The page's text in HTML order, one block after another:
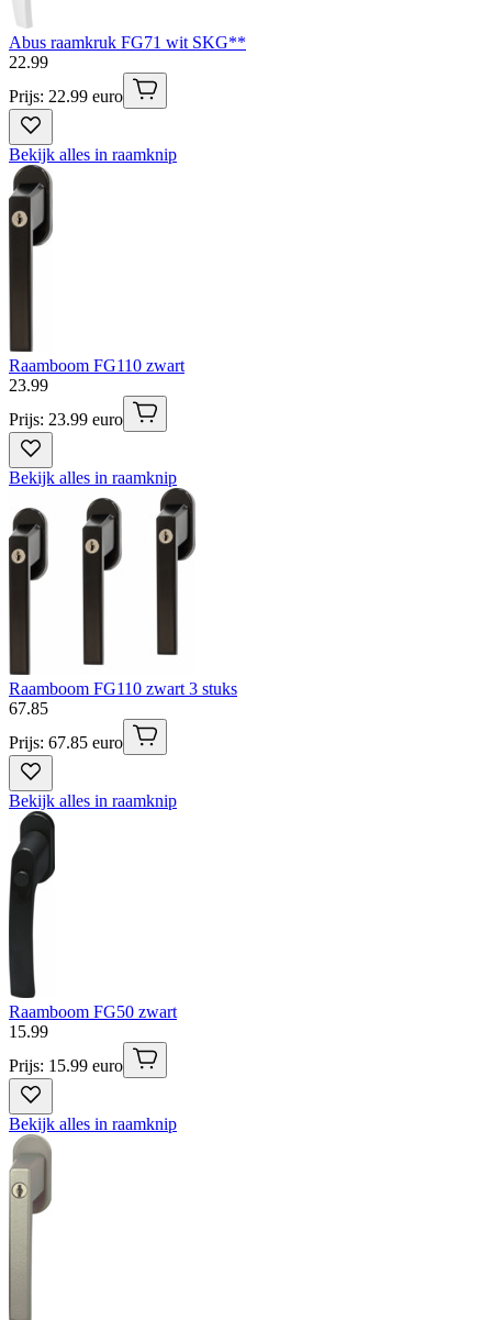
Abus raamkruk FG71 wit SKG**
22.99
Prijs: 22.99 euro
Bekijk alles in raamknip
Raamboom FG110 zwart
23.99
Prijs: 23.99 euro
Bekijk alles in raamknip
Raamboom FG110 zwart 3 stuks
67.85
Prijs: 67.85 euro
Bekijk alles in raamknip
Raamboom FG50 zwart
15.99
Prijs: 15.99 euro
Bekijk alles in raamknip